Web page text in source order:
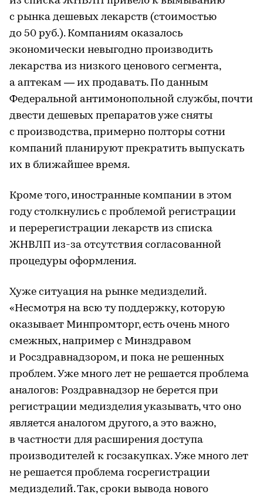
с рынка дешевых лекарств (стоимостью
до 50 руб.). Компаниям оказалось
экономически невыгодно производить
лекарства из низкого ценового сегмента,
а аптекам — их продавать. По данным
Федеральной антимонопольной службы, почти
двести дешевых препаратов уже сняты
с производства, примерно полторы сотни
компаний планируют прекратить выпускать
их в ближайшее время.
Кроме того, иностранные компании в этом
году столкнулись с проблемой регистрации
и перерегистрации лекарств из списка
ЖНВЛП из-за отсутствия согласованной
процедуры оформления.
Хуже ситуация на рынке медизделий.
«Несмотря на всю ту поддержку, которую
оказывает Минпромторг, есть очень много
смежных, например с Минздравом
и Росздравнадзором, и пока не решенных
проблем. Уже много лет не решается проблема
аналогов: Роздравнадзор не берется при
регистрации медизделия указывать, что оно
является аналогом другого, а это важно,
в частности для расширения доступа
производителей к госзакупках. Уже много лет
не решается проблема госрегистрации
медизделий. Так, сроки вывода нового